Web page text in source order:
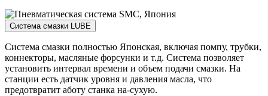
Система смазки LUBE
Система смазки полностью Японская, включая помпу, трубки,
коннекторы, масляные форсунки и т.д. Система позволяет
установить интервал времени и объем подачи смазки. На
станции есть датчик уровня и давления масла, что
предотвратит аботу станка на-сухую.